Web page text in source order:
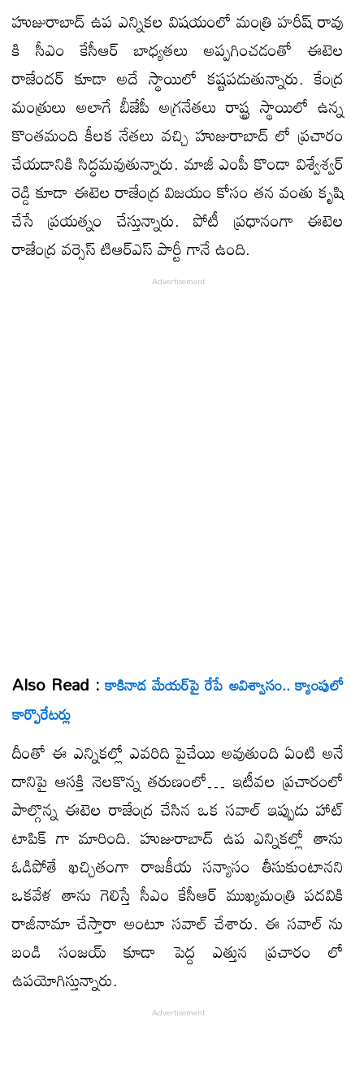
హుజురాబాద్ ఉప ఎన్నికల విషయంలో మంత్రి హరీష్ రావు
కి సీఎం కేసీఆర్ బాధ్యతలు అప్పగించడంతో ఈటెల
రాజేందర్ కూడా అదే స్థాయిలో కష్టపడుతున్నారు. కేంద్ర
మంత్రులు అలాగే బీజేపీ అగ్రనేతలు రాష్ట్ర స్థాయిలో ఉన్న
కొంతమంది కీలక నేతలు వచ్చి హుజురాబాద్ లో ప్రచారం
చేయడానికి సిద్ధమవుతున్నారు. మాజీ ఎంపీ కొండా విశ్వేశ్వర్
రెడ్డి కూడా ఈటెల రాజేంద్ర విజయం కోసం తన వంతు కృషి
చేసే ప్రయత్నం చేస్తున్నారు. పోటీ ప్రధానంగా ఈటెల
రాజేంద్ర వర్సెస్ టిఆర్ఎస్ పార్టీ గానే ఉంది.
Also Read :కాకినాడ మేయర్‌పై రేపే అవిశ్వాసం.. క్యాంపులో
కార్పొరేటర్లు
దీంతో ఈ ఎన్నికల్లో ఎవరిది పైచేయి అవుతుంది ఏంటి అనే
దానిపై ఆసక్తి నెలకొన్న తరుణంలో… ఇటీవల ప్రచారంలో
పాల్గొన్న ఈటెల రాజేంద్ర చేసిన ఒక సవాల్ ఇప్పుడు హాట్
టాపిక్ గా మారింది. హుజురాబాద్ ఉప ఎన్నికల్లో తాను
ఓడిపోతే ఖచ్చితంగా రాజకీయ సన్యాసం తీసుకుంటానని
ఒకవేళ తాను గెలిస్తే సీఎం కేసీఆర్ ముఖ్యమంత్రి పదవికి
రాజీనామా చేస్తారా అంటూ సవాల్ చేశారు. ఈ సవాల్ ను
బండి సంజయ్ కూడా పెద్ద ఎత్తున ప్రచారం లో
ఉపయోగిస్తున్నారు.